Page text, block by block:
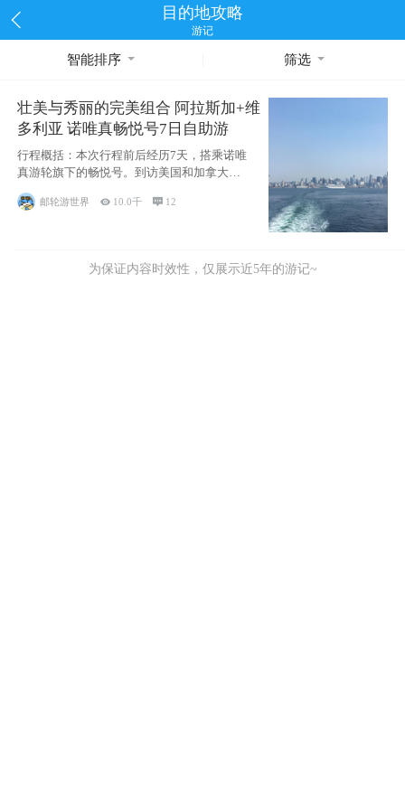
目的地攻略
游记
智能排序 筛选
壮美与秀丽的完美组合 阿拉斯加+维
多利亚 诺唯真畅悦号7日自助游
行程概括：本次行程前后经历7天，搭乘诺唯
真游轮旗下的畅悦号。到访美国和加拿大的4
个州/省：美国华盛顿州
邮轮游世界  10.0千  12
为保证内容时效性，仅展示近5年的游记~